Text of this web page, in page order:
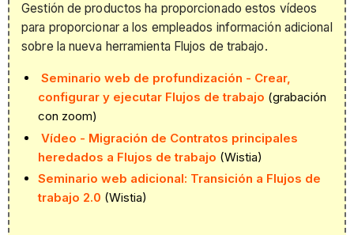
Gestión de productos ha proporcionado estos vídeos
para proporcionar a los empleados información adicional
sobre la nueva herramienta Flujos de trabajo.
Seminario web de profundización - Crear,
configurar y ejecutar Flujos de trabajo (grabación
con zoom)
Vídeo - Migración de Contratos principales
heredados a Flujos de trabajo (Wistia)
Seminario web adicional: Transición a Flujos de
trabajo 2.0 (Wistia)